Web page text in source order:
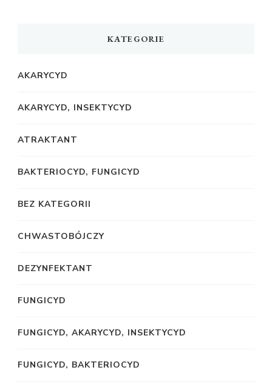
KATEGORIE
AKARYCYD
AKARYCYD, INSEKTYCYD
ATRAKTANT
BAKTERIOCYD, FUNGICYD
BEZ KATEGORII
CHWASTOBÓJCZY
DEZYNFEKTANT
FUNGICYD
FUNGICYD, AKARYCYD, INSEKTYCYD
FUNGICYD, BAKTERIOCYD